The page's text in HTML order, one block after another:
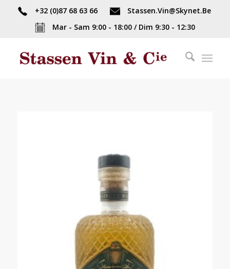
+32 (0)87 68 63 66
Stassen.Vin@Skynet.Be
Mar - Sam 9:00 - 18:00 / Dim 9:30 - 12:30